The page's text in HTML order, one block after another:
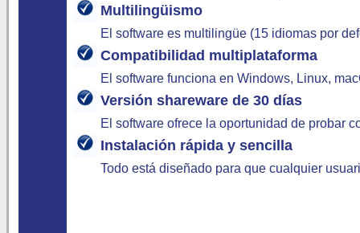
Multilingüismo
El software es multilingüe (15 idiomas por
Compatibilidad multiplataforma
El software funciona en Windows, Linux,
Versión shareware de 30 días
El software ofrece la oportunidad de probar
Instalación rápida y sencilla
Todo está diseñado para que cualquier